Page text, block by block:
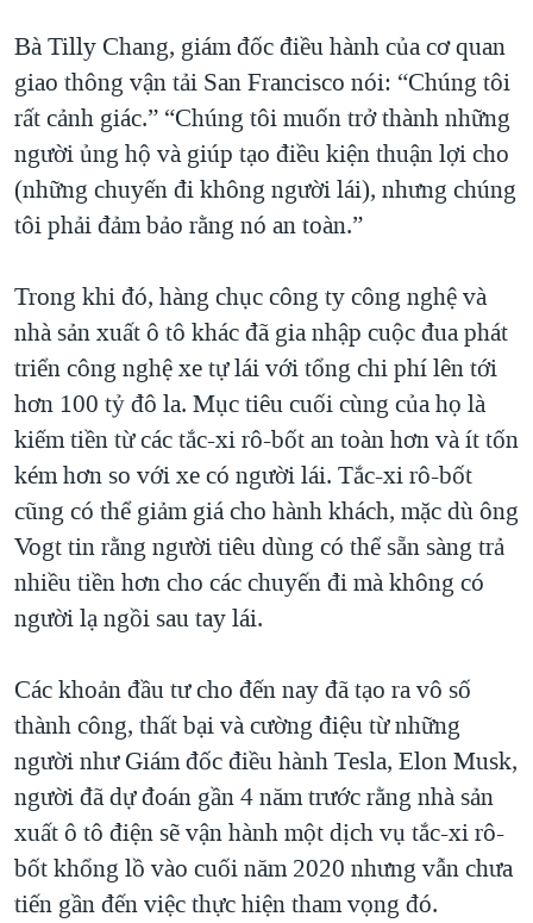
Bà Tilly Chang, giám đốc điều hành của cơ quan
giao thông vận tải San Francisco nói: “Chúng tôi
rất cảnh giác.” “Chúng tôi muốn trở thành những
người ủng hộ và giúp tạo điều kiện thuận lợi cho
(những chuyến đi không người lái), nhưng chúng
tôi phải đảm bảo rằng nó an toàn.”
Trong khi đó, hàng chục công ty công nghệ và
nhà sản xuất ô tô khác đã gia nhập cuộc đua phát
triển công nghệ xe tự lái với tổng chi phí lên tới
hơn 100 tỷ đô la. Mục tiêu cuối cùng của họ là
kiếm tiền từ các tắc-xi rô-bốt an toàn hơn và ít tốn
kém hơn so với xe có người lái. Tắc-xi rô-bốt
cũng có thể giảm giá cho hành khách, mặc dù ông
Vogt tin rằng người tiêu dùng có thể sẵn sàng trả
nhiều tiền hơn cho các chuyến đi mà không có
người lạ ngồi sau tay lái.
Các khoản đầu tư cho đến nay đã tạo ra vô số
thành công, thất bại và cường điệu từ những
người như Giám đốc điều hành Tesla, Elon Musk,
người đã dự đoán gần 4 năm trước rằng nhà sản
xuất ô tô điện sẽ vận hành một dịch vụ tắc-xi rô-
bốt khổng lồ vào cuối năm 2020 nhưng vẫn chưa
tiến gần đến việc thực hiện tham vọng đó.